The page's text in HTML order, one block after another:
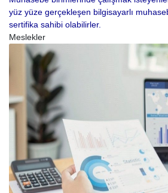
yüz yüze gerçekleşen bilgisayarlı
sertifika sahibi olabilirler.
Meslekler